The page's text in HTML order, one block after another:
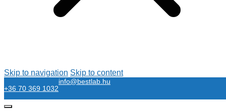
Skip to navigation Skip to content
+36 70 369 1032
info@bestlab.hu